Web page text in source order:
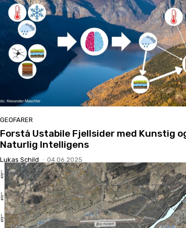
GEOFARER
Forstå Ustabile Fjellsider med Kunstig
Naturlig Intelligens
Lukas Schild - 04.06.2025